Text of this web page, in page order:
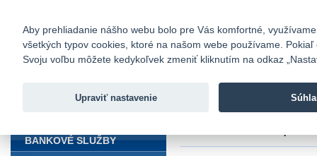
Fio banka
Fio banka
BANKOVÉ SLUŽBY
Aby prehliadanie nášho webu bolo pre Vás komfortné,
všetkých typov cookies, ktoré na našom webe používame.
Svoju voľbu môžete kedykoľvek zmeniť kliknutím na odkaz
Upraviť nastavenie